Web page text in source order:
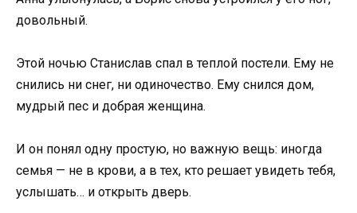
довольный.
Этой ночью Станислав спал в теплой постели. Ему не
снились ни снег, ни одиночество. Ему снился дом,
мудрый пес и добрая женщина.
И он понял одну простую, но важную вещь: иногда
семья — не в крови, а в тех, кто решает увидеть тебя,
услышать… и открыть дверь.